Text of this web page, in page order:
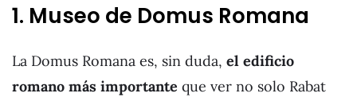
1. Museo de Domus Romana
La Domus Romana es, sin duda, el edificio
romano más importante que ver no solo Rabat